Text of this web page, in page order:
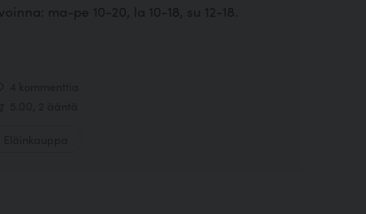
ma-pe 10-20, la 10-18, su 12-18.